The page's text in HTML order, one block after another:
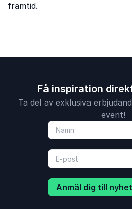
framtid.
Få inspiration
Ta del av exklusiva
event!
Anmäl dig till